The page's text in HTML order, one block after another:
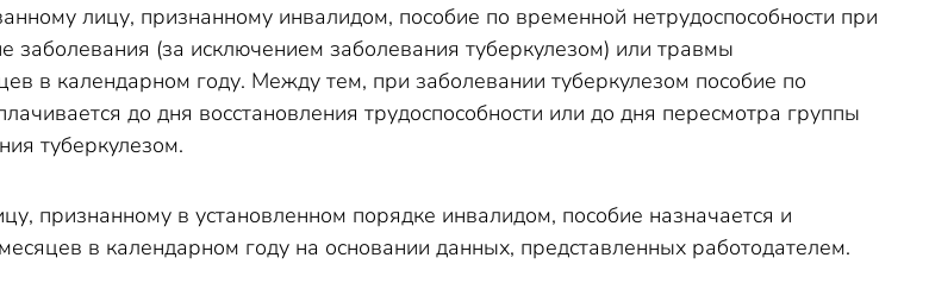
лицу, признанному инвалидом, пособие по временной нетрудоспособности при
заболевания (за исключением заболевания туберкулезом) или травмы
в календарном году. Между тем, при заболевании туберкулезом пособие по
до дня восстановления трудоспособности или до дня пересмотра группы
туберкулезом.
признанному в установленном порядке инвалидом, пособие назначается и
в календарном году на основании данных, представленных работодателем.